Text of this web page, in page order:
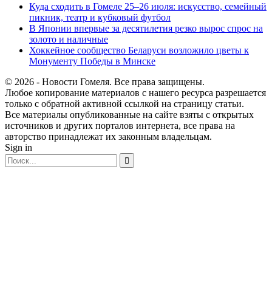
Куда сходить в Гомеле 25–26 июля: искусство, семейный
пикник, театр и кубковый футбол
В Японии впервые за десятилетия резко вырос спрос на
золото и наличные
Хоккейное сообщество Беларуси возложило цветы к
Монументу Победы в Минске
© 2026 - Новости Гомеля. Все права защищены.
Любое копирование материалов с нашего ресурса разрешается
только с обратной активной ссылкой на страницу статьи.
Все материалы опубликованные на сайте взяты с открытых
источников и других порталов интернета, все права на
авторство принадлежат их законным владельцам.
Sign in